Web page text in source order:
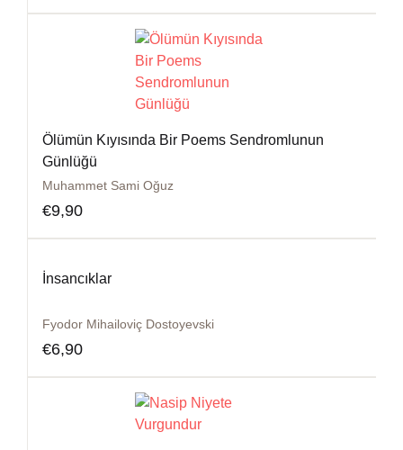
Ölümün Kıyısında Bir Poems Sendromlunun
Günlüğü
Muhammet Sami Oğuz
€9,90
İnsancıklar
Fyodor Mihailoviç Dostoyevski
€6,90